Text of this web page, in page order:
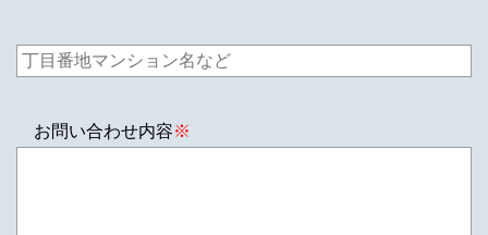
お問い合わせ内容※